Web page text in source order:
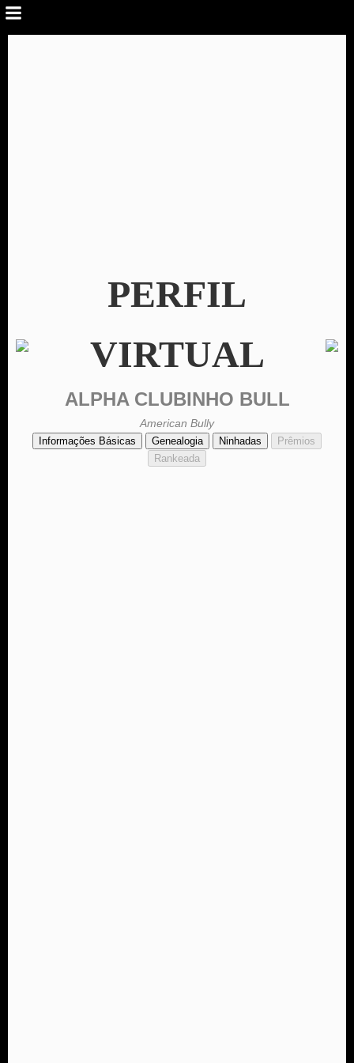
PERFIL
VIRTUAL
ALPHA CLUBINHO BULL
American Bully
Informações Básicas Genealogia Ninhadas
Prêmios
Rankeada